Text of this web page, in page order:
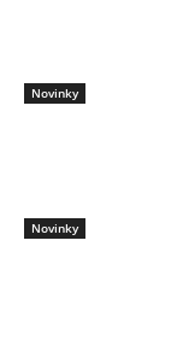
Novinky
Novinky